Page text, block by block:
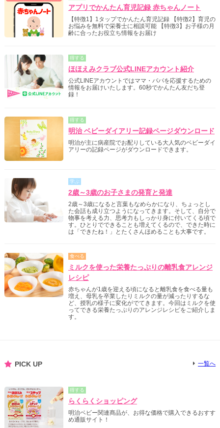
アプリでかんたん育児記録 赤ちゃんノート
【特徴1】1タップでかんたん育児記録 【特徴2】育児の
お悩みを無料で栄養士に相談可能 【特徴3】お子様の月
齢に合ったお役立ち情報をお届け
得する
ほほえみクラブ公式LINEアカウント紹介
公式LINEアカウントではママ・パパを応援するための
情報をお届けいたします。60秒でかんたん友だち登
録！
得する
明治 ベビーダイアリー記録ページダウンロード
明治が主に病産院でお配りしている大人気のベビーダイ
アリーの記録ページがダウンロードできます。
学ぶ
2歳～3歳のお子さまの発育と発達
2歳～3歳になると言葉もなめらかになり、ちょっとし
た会話も成り立つようになってきます。そして、自分で
物事を考える力、思考力もしっかり身に付いてくる頃で
す。ひとりでできることも増えてくるので、できた時に
は「できたね！」とたくさんほめることも大事です。
食べる
ミルクを使った栄養たっぷりの離乳食アレンジ
レシピ
赤ちゃんが1歳を迎える頃になると離乳食を食べる量も
増え、母乳を卒業したりミルクの量が減ったりするな
ど、授乳の様子に変化がでてきます。今回はミルクを使
ってできる栄養たっぷりのアレンジレシピをご紹介しま
す。
PICK UP 一覧へ
得する
らくらくショッピング
明治ベビー関連商品が、お得な価格で購入できるおすす
め通販サイト！